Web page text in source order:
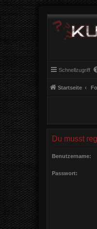
Schnellzugriff
Startseite
Du musst
Benutzername:
Passwort: